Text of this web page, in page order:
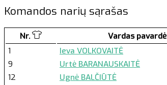
Komandos narių sąrašas
Nr. Vardas pavardė
1
Ieva VOLKOVAITĖ
9
Urtė BARANAUSKAITĖ
12
Ugnė BALČIŪTĖ